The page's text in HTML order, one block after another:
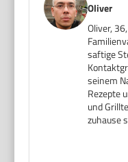
Oliver
Oliver,
saftige
seinem
Rezepte
und
zuhause